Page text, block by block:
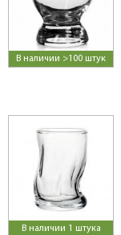
В наличии >100 штук
В наличии 1 штука